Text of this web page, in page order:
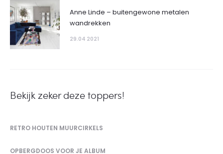
Anne Linde – buitengewone metalen
wandrekken
29.04 2021
Bekijk zeker deze toppers!
RETRO HOUTEN MUURCIRKELS
OPBERGDOOS VOOR JE ALBUM